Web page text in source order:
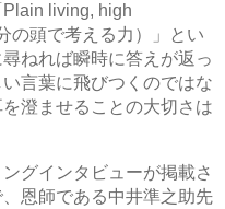
living, high
の頭で考える力）」とい
ねれば瞬時に答えが返っ
言葉に飛びつくのではな
澄ませることの大切さは
グインタビューが掲載さ
恩師である中井準之助先